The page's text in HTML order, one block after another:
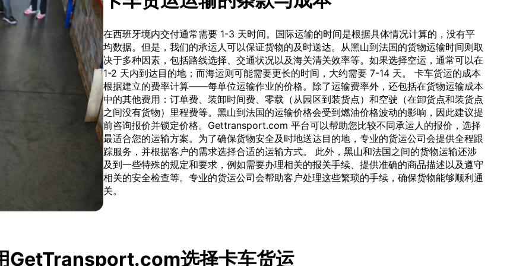
在西班牙境内交付通常需要 1-3 天时间。国际运输的时间是根据具体情况计算的，没有平
均数据。但是，我们的承运人可以保证货物的及时送达。从黑山到法国的货物运输时间则取
决于多种因素，包括路线选择、交通状况以及海关清关效率等。如果选择空运，通常可以在
1-2 天内到达目的地；而海运则可能需要更长的时间，大约需要 7-14 天。 卡车货运的成本
根据建立的费率计算——每单位运输作业的价格。除了运输费率外，还包括在货物运输成本
中的其他费用：订单费、装卸时间费、零载（从园区到装货点）和空驶（在卸货点和装货点
之间没有货物）里程费等。黑山到法国的运输价格会受到燃油价格波动的影响，因此建议提
前咨询报价并锁定价格。Gettransport.com 平台可以帮助您比较不同承运人的报价，选择
最适合您的运输方案。为了确保货物安全及时地送达目的地，专业的货运公司会提供全程跟
踪服务，并根据客户的需求选择合适的运输方式。 此外，黑山和法国之间的货物运输还涉
及到一些特殊的规定和要求，例如需要办理相关的报关手续、提供准确的商品描述以及遵守
相关的安全检查等。专业的货运公司会帮助客户处理这些繁琐的手续，确保货物能够顺利通
关。
GetTransport.com选择卡车货运